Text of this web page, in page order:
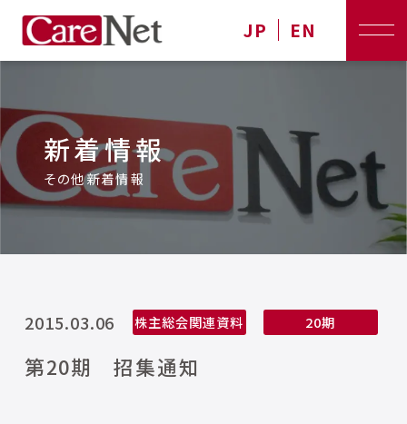
JP EN
新着情報
その他新着情報
2015.03.06 株主総会関連資料 20期
第20期 招集通知